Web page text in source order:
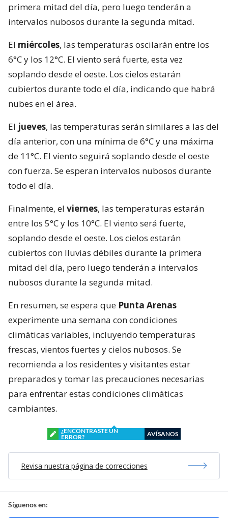
primera mitad del día, pero luego tenderán a
intervalos nubosos durante la segunda mitad.
El miércoles, las temperaturas oscilarán entre los
6°C y los 12°C. El viento será fuerte, esta vez
soplando desde el oeste. Los cielos estarán
cubiertos durante todo el día, indicando que habrá
nubes en el área.
El jueves, las temperaturas serán similares a las del
día anterior, con una mínima de 6°C y una máxima
de 11°C. El viento seguirá soplando desde el oeste
con fuerza. Se esperan intervalos nubosos durante
todo el día.
Finalmente, el viernes, las temperaturas estarán
entre los 5°C y los 10°C. El viento será fuerte,
soplando desde el oeste. Los cielos estarán
cubiertos con lluvias débiles durante la primera
mitad del día, pero luego tenderán a intervalos
nubosos durante la segunda mitad.
En resumen, se espera que Punta Arenas
experimente una semana con condiciones
climáticas variables, incluyendo temperaturas
frescas, vientos fuertes y cielos nubosos. Se
recomienda a los residentes y visitantes estar
preparados y tomar las precauciones necesarias
para enfrentar estas condiciones climáticas
cambiantes.
¿ENCONTRASTE UN
ERROR?
AVÍSANOS
Revisa nuestra página de correcciones
Síguenos en: